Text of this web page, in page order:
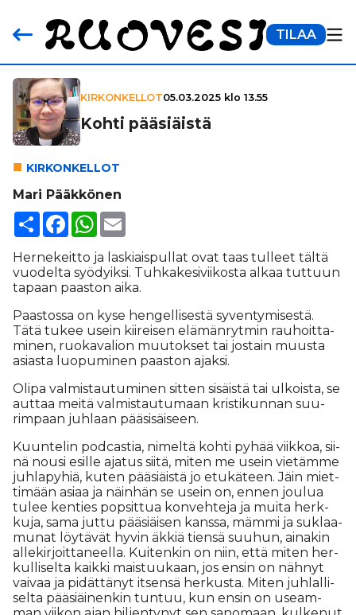
TILAA
KIRKONKELLOT05.03.2025 klo 13.55
Kohti pää­si­äistä
KIR­KON­KEL­LOT
Mari Pääkkönen
Share FacebookWhatsApp
Her­ne­keit­to ja las­ki­ais­pul­lat ovat taas tul­leet täl­tä
vuo­del­ta syö­dyik­si. Tuh­ka­ke­si­vii­kos­ta al­kaa tut­tuun
ta­paan paas­ton ai­ka.
Paas­tos­sa on kyse hen­gel­li­ses­tä sy­ven­ty­mi­ses­tä.
Tätä tu­kee usein kii­rei­sen elä­män­ryt­min rau­hoit­ta­
mi­nen, ruo­ka­va­li­on muu­tok­set tai jos­tain muus­ta
asi­as­ta luo­pu­mi­nen paas­ton ajak­si.
Oli­pa val­mis­tau­tu­mi­nen sit­ten si­säis­tä tai ul­kois­ta, se
aut­taa mei­tä val­mis­tau­tu­maan kris­ti­kun­nan suu­
rim­paan juh­laan pää­si­säi­seen.
Kuun­te­lin pod­cas­tia, ni­mel­tä koh­ti py­hää viik­koa, sii­
nä nou­si esil­le aja­tus sii­tä, mi­ten me usein vie­täm­me
juh­la­py­hiä, ku­ten pää­si­äis­tä jo etu­kä­teen. Jäin miet­
ti­mään asi­aa ja näin­hän se usein on, en­nen jou­lua
tu­lee ken­ties pop­sit­tua kon­veh­te­ja ja mui­ta herk­
ku­ja, sama jut­tu pää­si­äi­sen kans­sa, mäm­mi ja suk­laa­
mu­nat löy­tä­vät hy­vin äk­kiä tien­sä suu­hun, ai­na­kin
al­le­kir­joit­ta­neel­la. Kui­ten­kin on niin, et­tä mi­ten her­
kul­li­sel­ta kaik­ki mais­tuu­kaan, jos en­sin on näh­nyt
vai­vaa ja pi­dät­tä­nyt it­sen­sä her­kus­ta. Mi­ten juh­lal­li­
sel­ta pää­si­äi­nen­kin tun­tuu, kun en­sin on use­am­